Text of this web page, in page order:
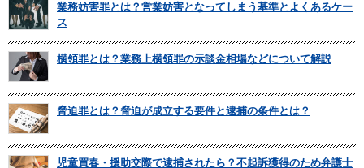
業務妨害罪とは？営業妨害となってしまう基準とよくあるケー
ス
横領罪とは？業務上横領罪の示談金相場などについて解説
脅迫罪とは？脅迫が成立する要件と逮捕の条件とは？
児童買春・援助交際で逮捕されたら？不起訴獲得のため弁護士